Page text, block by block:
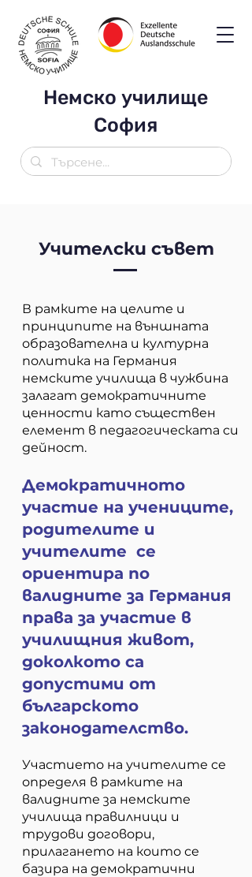
Немско училище
София
Учителски съвет
В рамките на целите и
принципите на външната
образователна и културна
политика на Германия
немските училища в чужбина
залагат демократичните
ценности като съществен
елемент в педагогическата си
дейност.
Демократичното
участие на учениците,
родителите и
учителите се
ориентира по
валидните за Германия
права за участие в
училищния живот,
доколкото са
допустими от
българското
законодателство.
Участието на учителите се
определя в рамките на
валидните за немските
училища правилници и
трудови договори,
прилагането на които се
базира на демократични